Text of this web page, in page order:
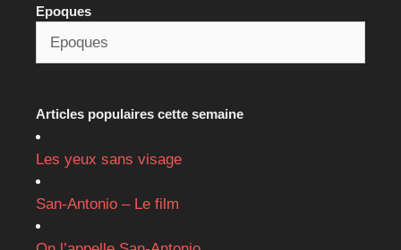
Epoques
Articles populaires cette semaine
Les yeux sans visage
San-Antonio – Le film